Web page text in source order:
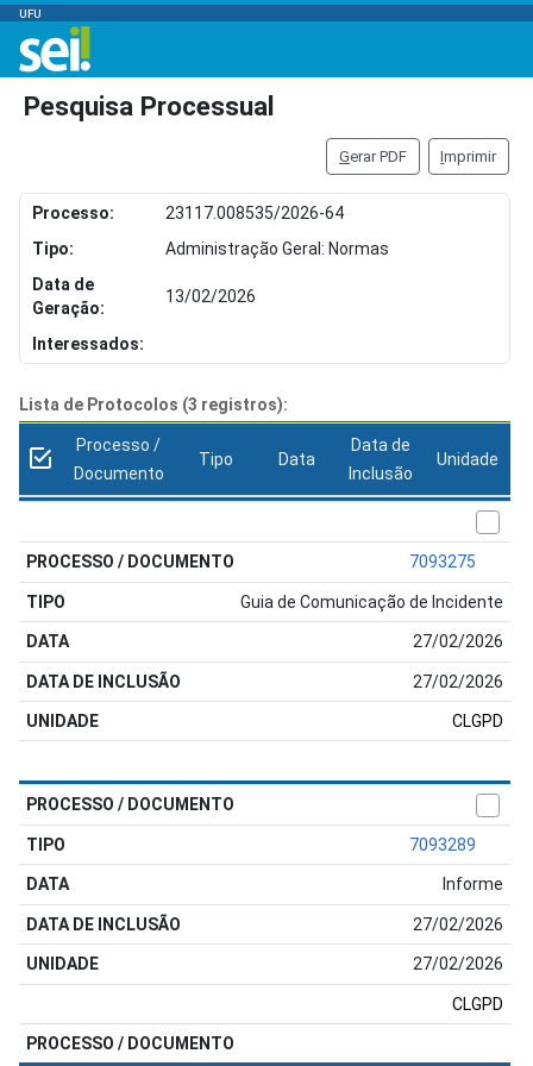
UFU
Pesquisa Processual
Gerar PDF Imprimir
Processo:
23117.008535/2026-64
Tipo:
Administração Geral: Normas
Data de
Geração:
13/02/2026
Interessados:
Lista de Protocolos (3 registros):
Processo /
Documento
Tipo Data
Data de
Inclusão
Unidade
7093275
Guia de Comunicação de Incidente
27/02/2026
27/02/2026
CLGPD
7093289
Informe
27/02/2026
27/02/2026
CLGPD